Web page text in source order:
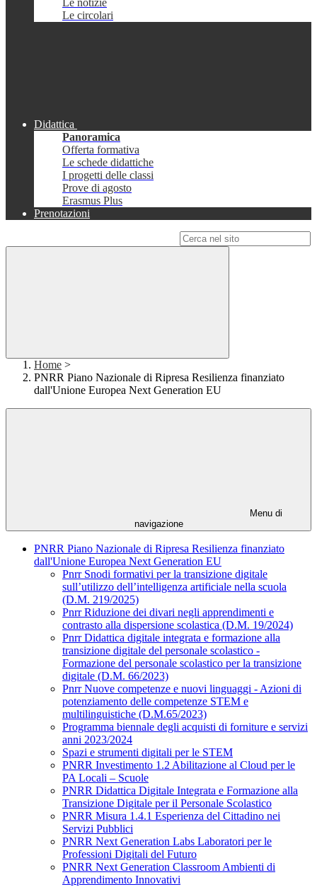
Le notizie
Le circolari
Didattica
Panoramica
Offerta formativa
Le schede didattiche
I progetti delle classi
Prove di agosto
Erasmus Plus
Prenotazioni
Home >
PNRR Piano Nazionale di Ripresa Resilienza finanziato
dall'Unione Europea Next Generation EU
Menu di
navigazione
PNRR Piano Nazionale di Ripresa Resilienza finanziato
dall'Unione Europea Next Generation EU
Pnrr Snodi formativi per la transizione digitale
sull’utilizzo dell’intelligenza artificiale nella scuola
(D.M. 219/2025)
Pnrr Riduzione dei divari negli apprendimenti e
contrasto alla dispersione scolastica (D.M. 19/2024)
Pnrr Didattica digitale integrata e formazione alla
transizione digitale del personale scolastico -
Formazione del personale scolastico per la transizione
digitale (D.M. 66/2023)
Pnrr Nuove competenze e nuovi linguaggi - Azioni di
potenziamento delle competenze STEM e
multilinguistiche (D.M.65/2023)
Programma biennale degli acquisti di forniture e servizi
anni 2023/2024
Spazi e strumenti digitali per le STEM
PNRR Investimento 1.2 Abilitazione al Cloud per le
PA Locali – Scuole
PNRR Didattica Digitale Integrata e Formazione alla
Transizione Digitale per il Personale Scolastico
PNRR Misura 1.4.1 Esperienza del Cittadino nei
Servizi Pubblici
PNRR Next Generation Labs Laboratori per le
Professioni Digitali del Futuro
PNRR Next Generation Classroom Ambienti di
Apprendimento Innovativi